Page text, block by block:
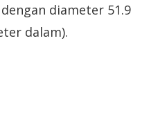
diameter 51.9
dalam).